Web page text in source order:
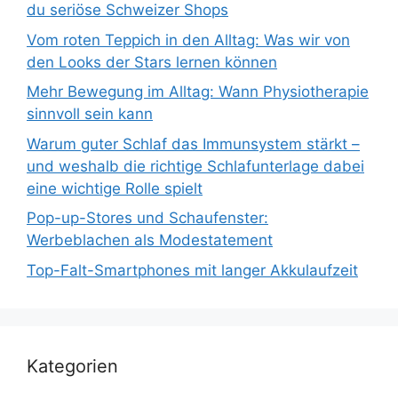
du seriöse Schweizer Shops
Vom roten Teppich in den Alltag: Was wir von
den Looks der Stars lernen können
Mehr Bewegung im Alltag: Wann Physiotherapie
sinnvoll sein kann
Warum guter Schlaf das Immunsystem stärkt –
und weshalb die richtige Schlafunterlage dabei
eine wichtige Rolle spielt
Pop-up-Stores und Schaufenster:
Werbeblachen als Modestatement
Top-Falt-Smartphones mit langer Akkulaufzeit
Kategorien